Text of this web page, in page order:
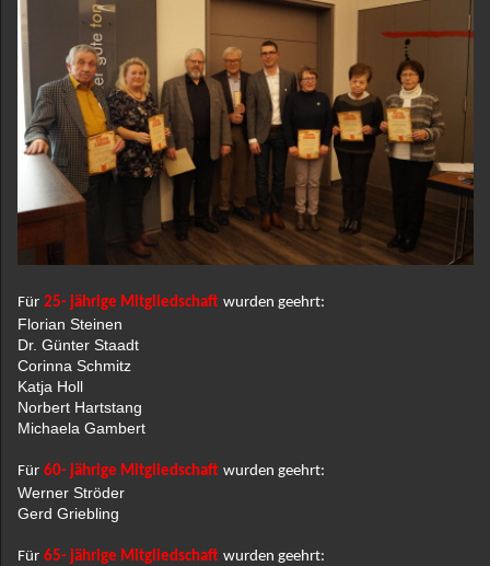
Für 25- jährige Mitgliedschaft wurden geehrt:
Florian Steinen
Dr. Günter Staadt
Corinna Schmitz
Katja Holl
Norbert Hartstang
Michaela Gambert
Für 60- jährige Mitgliedschaft wurden geehrt:
Werner Ströder
Gerd Griebling
Für 65- jährige Mitgliedschaft wurden geehrt: